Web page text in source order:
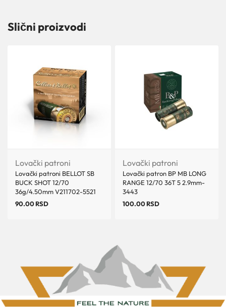
Slični proizvodi
Lovački patroni
Lovački patroni BELLOT SB
BUCK SHOT 12/70
36g/4.50mm V211702-5521
90.00RSD
Lovački patroni
Lovački patron BP MB LONG
RANGE 12/70 36T 5 2.9mm-
3443
100.00RSD